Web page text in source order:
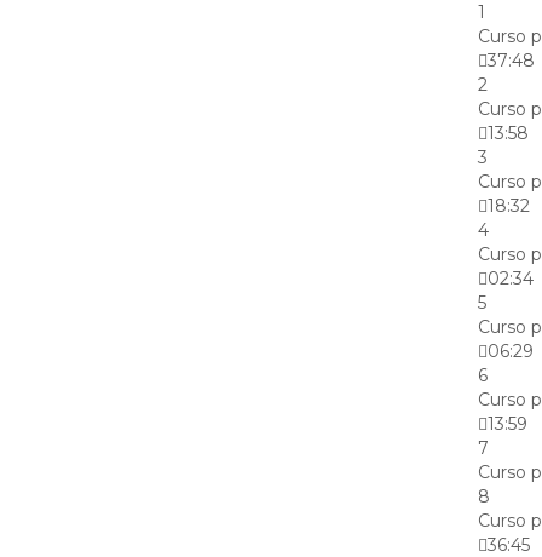
1
Curso
37:48
2
Curso
13:58
3
Curso
18:32
4
Curso
02:34
5
Curso
06:29
6
Curso
13:59
7
Curso
8
Curso
36:45